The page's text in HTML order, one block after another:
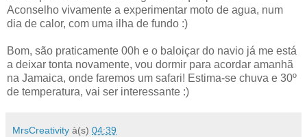
Aconselho vivamente a experimentar moto de agua, num
dia de calor, com uma ilha de fundo :)
Bom, são praticamente 00h e o baloiçar do navio já me está
a deixar tonta novamente, vou dormir para acordar amanhã
na Jamaica, onde faremos um safari! Estima-se chuva e 30º
de temperatura, vai ser interessante :)
MrsCreativity à(s) 04:39